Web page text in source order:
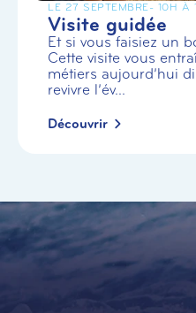
LE 27 SEPTEMBRE- 10H À
Visite guidée
Et si vous faisiez un
Cette visite vous
métiers aujourd’hui
revivre l’év...
Découvrir